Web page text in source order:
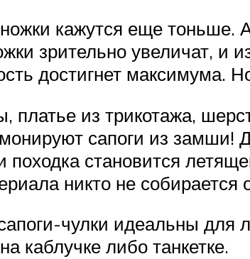
кажутся еще тоньше.
зрительно увеличат, и
достигнет максимума.
платье из трикотажа,
сапоги из замши!
походка становится
никто не
чулки идеальны для
каблучке либо танкетке.